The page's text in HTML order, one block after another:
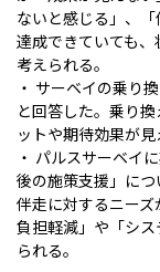
ないと感じる」、
達成できていても
考えられる。
・ サーベイの乗り
と回答した。乗り
ットや期待効果が見
・ パルスサーベイ
後の施策支援」に
伴走に対するニー
負担軽減」や「シ
られる。